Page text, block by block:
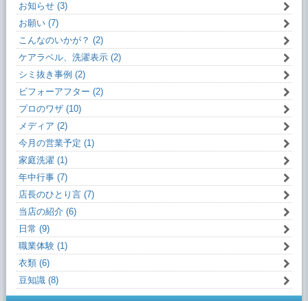
お知らせ (3)
お願い (7)
こんなのいかが？ (2)
ケアラベル、洗濯表示 (2)
シミ抜き事例 (2)
ビフォーアフター (2)
プロのワザ (10)
メディア (2)
今月の営業予定 (1)
家庭洗濯 (1)
年中行事 (7)
店長のひとり言 (7)
当店の紹介 (6)
日常 (9)
職業体験 (1)
衣類 (6)
豆知識 (8)